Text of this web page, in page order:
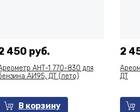
450 руб.
АНТ-1 770-830 для
АИ95, ДТ (лето)
В корзину
2
ДТ